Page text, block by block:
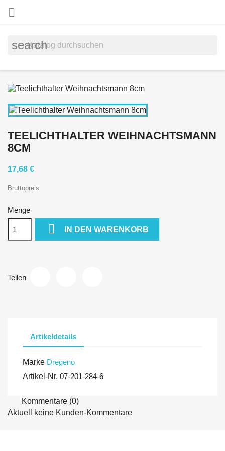

search
TEELICHTHALTER WEIHNACHTSMANN
8CM
17,68 €
Bruttopreis
Menge
 IN DEN WARENKORB
Teilen
Artikeldetails
Marke Dregeno
Artikel-Nr. 07-201-284-6
Kommentare (0)
Aktuell keine Kunden-Kommentare